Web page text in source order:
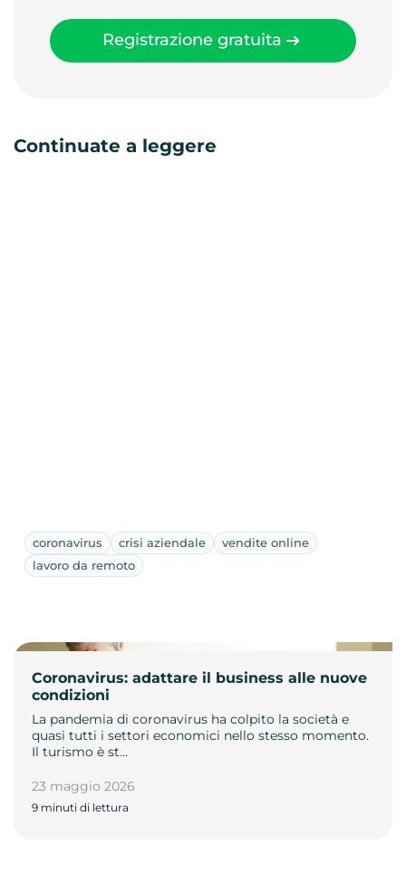
Registrazione gratuita
Continuate a leggere
coronavirus crisi aziendale
vendite online
lavoro da remoto
Coronavirus: adattare il business alle nuove
condizioni
La pandemia di coronavirus ha colpito la società e
quasi tutti i settori economici nello stesso momento.
Il turismo è st…
23 maggio 2026
9 minuti di lettura